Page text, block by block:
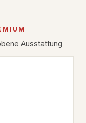
Ausstattung